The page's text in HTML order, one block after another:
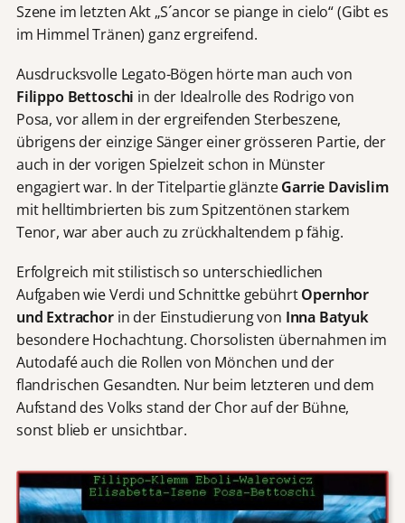
Szene im letzten Akt „S´ancor se piange in cielo“ (Gibt es
im Himmel Tränen) ganz ergreifend.
Ausdrucksvolle Legato-Bögen hörte man auch von
Filippo Bettoschi in der Idealrolle des Rodrigo von
Posa, vor allem in der ergreifenden Sterbeszene,
übrigens der einzige Sänger einer grösseren Partie, der
auch in der vorigen Spielzeit schon in Münster
engagiert war. In der Titelpartie glänzteGarrie Davislim
mit helltimbrierten bis zum Spitzentönen starkem
Tenor, war aber auch zu zrückhaltendem p fähig.
Erfolgreich mit stilistisch so unterschiedlichen
Aufgaben wie Verdi und Schnittke gebührtOpernhor
und Extrachor in der Einstudierung von Inna Batyuk
besondere Hochachtung. Chorsolisten übernahmen im
Autodafé auch die Rollen von Mönchen und der
flandrischen Gesandten. Nur beim letzteren und dem
Aufstand des Volks stand der Chor auf der Bühne,
sonst blieb er unsichtbar.